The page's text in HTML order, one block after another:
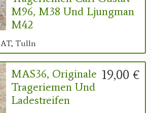
M96, M38 Und Ljungman
M42
AT, Tulln
19,00 €
MAS36, Originale
Trageriemen Und
Ladestreifen